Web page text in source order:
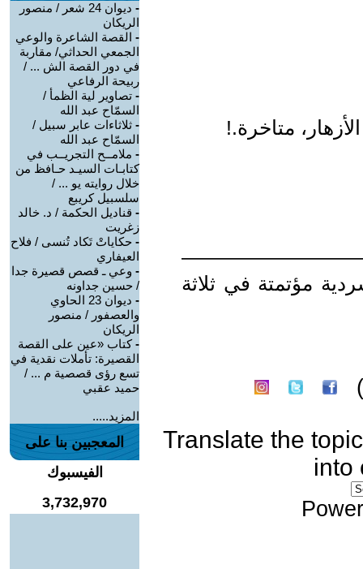
متاخرة.!
مؤتمتة في ثلاثة
Translate the topic
into
-
ديوان 24 شعر / منصور
الريكان
- القصة الشاعرة والوعي
الجمعي الحداثي/ مقاربة
في دور القصة الش ... /
ربيحة الرفاعي
- تصاوير لية الظمأ /
السمّاح عبد الله
- ثلاثاءات عابر سبيل /
السمّاح عبد الله
- ملامــح التجريــب في
كتابـات السيـد حـافظ من
خلال روايته يو ... /
سلسبيل كريبع
- قناديل الحكمة / د. خالد
زغريت
- حكاياتْ تَكاد تُنسى / فلاح
العيفاري
- وعي ـ قصص قصيرة جدا
/ حسين جداونه
-
ديوان 23 الحاوي
والعصفور / منصور
الريكان
-كتاب «عين على القصة
القصيرة: تأملات نقدية في
تسع رؤى قصصية م ... /
حميد عقبي
المزيد.....
المعجبين بنا على
الفيسبوك
3,732,970